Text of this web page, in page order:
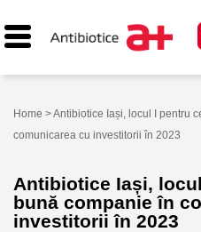
Home > Antibiotice Iași, locul I pentru
comunicarea cu investitorii în 2023
Antibiotice Iași,
bună companie în
investitorii în 2023